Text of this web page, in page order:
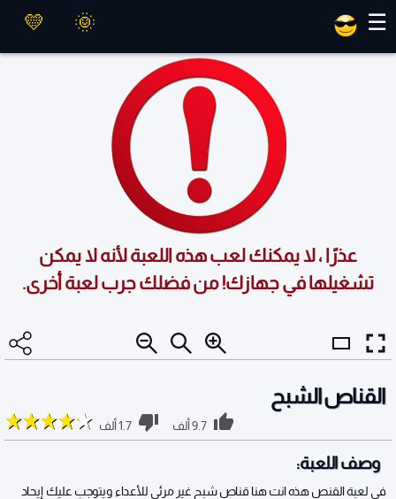
☰
عذرًا ، لا يمكنك لعب هذه اللعبة لأنه لا يمكن
تشغيلها في جهازك! من فضلك جرب لعبة أخرى.
القناص الشبح
9.7 ألف 1.7 ألف
وصف اللعبة:
في لعبة القنص هذه انت هنا قناص شبح غير مرئي للأعداء ويتوجب عليك إيحاد